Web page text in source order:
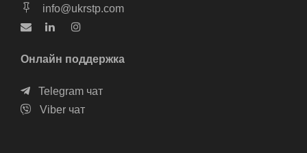
info@ukrstp.com
Онлайн поддержка
Telegram чат
Viber чат